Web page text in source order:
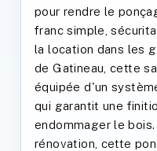
pour rendre le
franc simple,
la location dans les
de Gatineau, cette
équipée d'un
qui garantit une
endommager le
rénovation, cette